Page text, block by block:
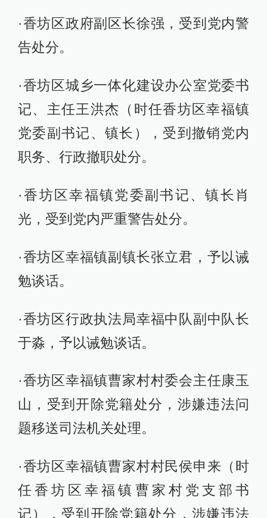
·香坊区政府副区长徐强，受到党内警
告处分。
·香坊区城乡一体化建设办公室党委书
记、主任王洪杰（时任香坊区幸福镇
党委副书记、镇长），受到撤销党内
职务、行政撤职处分。
·香坊区幸福镇党委副书记、镇长肖
光，受到党内严重警告处分。
·香坊区幸福镇副镇长张立君，予以诫
勉谈话。
·香坊区行政执法局幸福中队副中队长
于淼，予以诫勉谈话。
·香坊区幸福镇曹家村村委会主任康玉
山，受到开除党籍处分，涉嫌违法问
题移送司法机关处理。
·香坊区幸福镇曹家村村民侯申来（时
任香坊区幸福镇曹家村党支部书
记），受到开除党籍处分，涉嫌违法